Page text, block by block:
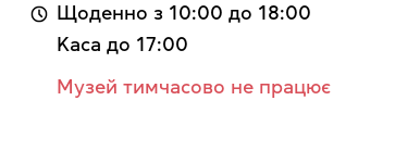
Щоденно з 10:00 до 18:00
Kaca до 17:00
Музей тимчасово не працює